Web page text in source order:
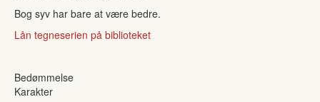
Bog syv har bare at være bedre.
Lån tegneserien på biblioteket
Bedømmelse
Karakter